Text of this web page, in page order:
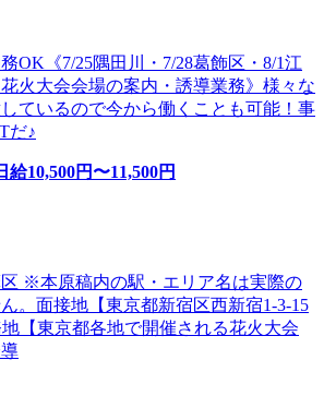
OK《7/25隅田川・7/28葛飾区・8/1江
火大会会場の案内・誘導業務》様々な
ているので今から働くことも可能！事
だ♪
給10,500円〜11,500円
※本原稿内の駅・エリア名は実際の
。面接地【東京都新宿区西新宿1-3-15
【東京都各地で開催される花火大会